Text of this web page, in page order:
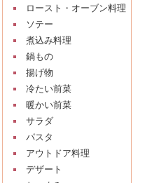
ロースト・オーブン料理
ソテー
煮込み料理
鍋もの
揚げ物
冷たい前菜
暖かい前菜
サラダ
パスタ
アウトドア料理
デザート